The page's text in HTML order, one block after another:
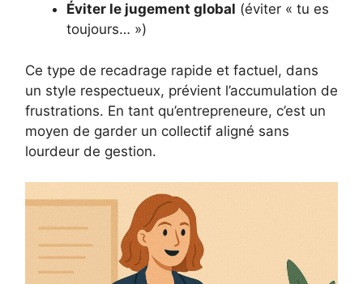
Éviter le jugement global (éviter « tu es
toujours… »)
Ce type de recadrage rapide et factuel, dans
un style respectueux, prévient l’accumulation de
frustrations. En tant qu’entrepreneure, c’est un
moyen de garder un collectif aligné sans
lourdeur de gestion.